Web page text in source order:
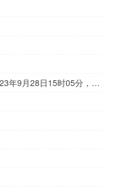
2023-09-29 03:38： 路况信息：2023年9月28日15时05分，长张高速益常段迎丰桥收费站附近以西K90至K92处东往西因车流量大造成交通通行缓慢，至29日3时30分已恢复正常通行。Sa85Za ​​​